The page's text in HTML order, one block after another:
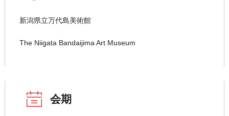
新潟県立万代島美術館
The Niigata Bandaijima Art Museum
会期